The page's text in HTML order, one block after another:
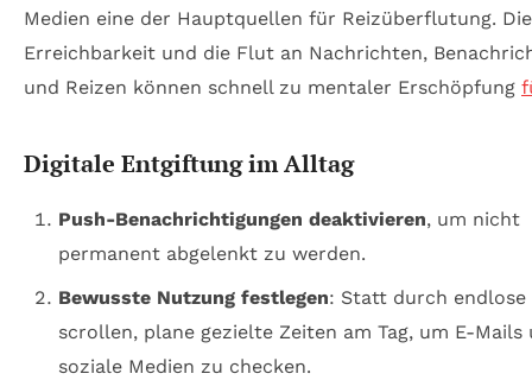
Medien eine der Hauptquellen für Reizüberflutung.
Erreichbarkeit und die Flut an Nachrichten,
und Reizen können schnell zu mentaler Erschöpfung
Digitale Entgiftung im Alltag
Push-Benachrichtigungen deaktivieren, um nicht
permanent abgelenkt zu werden.
Bewusste Nutzung festlegen: Statt durch endlose
scrollen, plane gezielte Zeiten am Tag, um E-Mails
soziale Medien zu checken.